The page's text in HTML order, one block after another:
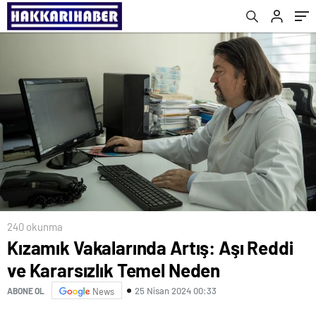
240 okunma
Kızamık Vakalarında Artış: Aşı Reddi
ve Kararsızlık Temel Neden
ABONE OL News 25 Nisan 2024 00:33